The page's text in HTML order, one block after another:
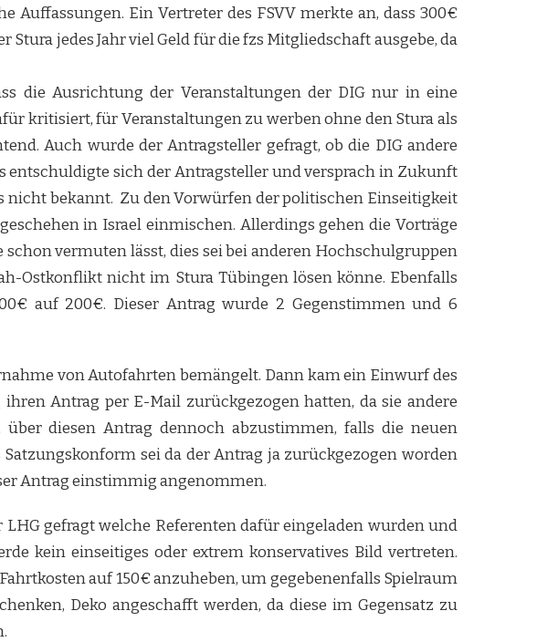
Auffassungen. Ein Vertreter des FSVV merkte an, dass 300€
jedes Jahr viel Geld für die fzs Mitgliedschaft ausgebe, da
die Ausrichtung der Veranstaltungen der DIG nur in eine
kritisiert, für Veranstaltungen zu werben ohne den Stura als
Auch wurde der Antragsteller gefragt, ob die DIG andere
entschuldigte sich der Antragsteller und versprach in Zukunft
bekannt. Zu den Vorwürfen der politischen Einseitigkeit
in Israel einmischen. Allerdings gehen die Vorträge
vermuten lässt, dies sei bei anderen Hochschulgruppen
Ostkonflikt nicht im Stura Tübingen lösen könne. Ebenfalls
auf 200€. Dieser Antrag wurde 2 Gegenstimmen und 6
von Autofahrten bemängelt. Dann kam ein Einwurf des
Antrag per E-Mail zurückgezogen hatten, da sie andere
diesen Antrag dennoch abzustimmen, falls die neuen
sei da der Antrag ja zurückgezogen worden
Antrag einstimmig angenommen.
LHG gefragt welche Referenten dafür eingeladen wurden und
kein einseitiges oder extrem konservatives Bild vertreten.
auf 150€ anzuheben, um gegebenenfalls Spielraum
Deko angeschafft werden, da diese im Gegensatz zu